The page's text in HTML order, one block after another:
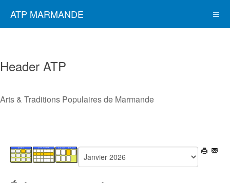
ATP MARMANDE
Header ATP
Arts & Traditions Populaires de Marmande